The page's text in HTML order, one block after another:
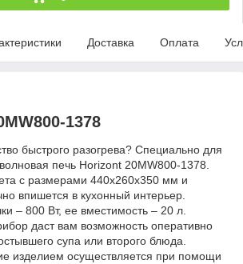
Доставка Оплата
1378
быстрого разогрева? Специально для
печь Horizont 20MW800-1378.
с размерами 440x260x350 мм и
впишется в кухонный интерьер.
– 800 Вт, ее вместимость – 20 л.
даст вам возможность оперативно
супа или второго блюда.
изделием осуществляется при помощи